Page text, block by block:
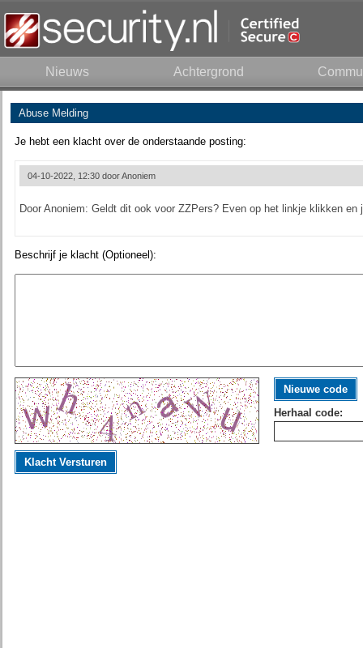
Nieuws Achtergrond
Abuse Melding
Je hebt een klacht over de onderstaande posting:
04-10-2022, 12:30 doorAnoniem
Door Anoniem: Geldt dit ook voor ZZPers? Even op het linkje klikken en
Beschrijf je klacht (Optioneel):
Nieuwe code
Herhaal code:
Klacht Versturen